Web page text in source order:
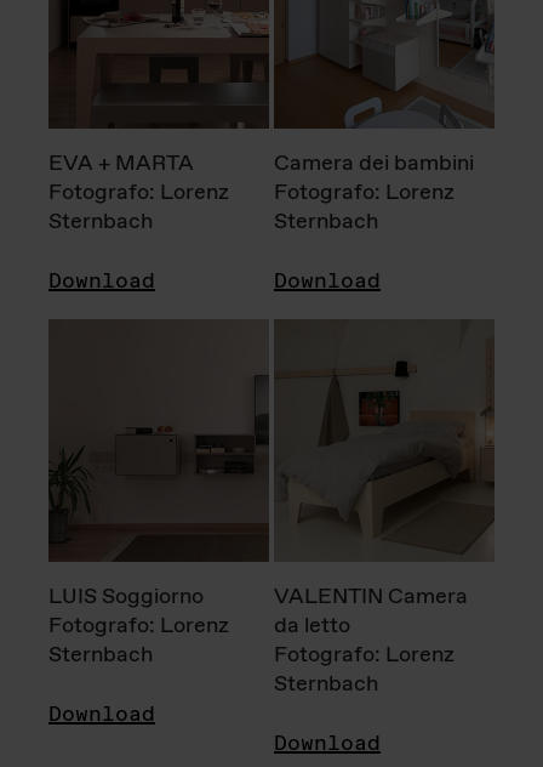
EVA + MARTA
Fotografo: Lorenz
Sternbach
Download
Camera dei bambini
Fotografo: Lorenz
Sternbach
Download
LUIS Soggiorno
Fotografo: Lorenz
Sternbach
Download
VALENTIN Camera
da letto
Fotografo: Lorenz
Sternbach
Download